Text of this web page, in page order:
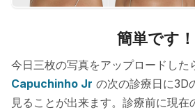
簡単です！
今日三枚の写真をアップロードした
Capuchinho Jr の次の診療日に3D
見ることが出来ます。診療前に現